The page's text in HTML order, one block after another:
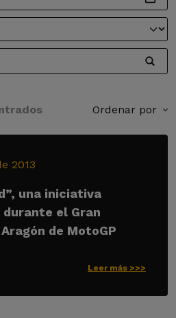
Ordenar por
2013
una iniciativa
el Gran
de MotoGP
Leer más >>>